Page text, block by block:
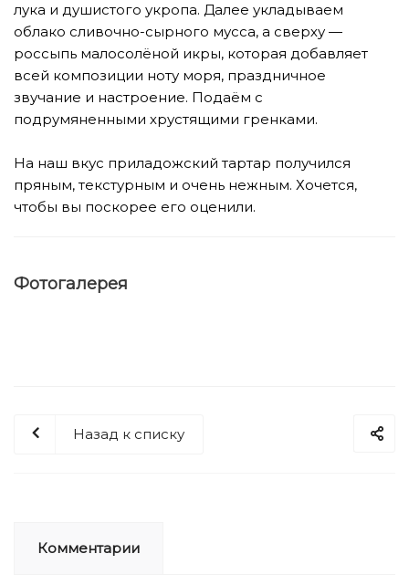
лука и душистого укропа. Далее укладываем
облако сливочно-сырного мусса, а сверху —
россыпь малосолёной икры, которая добавляет
всей композиции ноту моря, праздничное
звучание и настроение. Подаём с
подрумяненными хрустящими гренками.
На наш вкус приладожский тартар получился
пряным, текстурным и очень нежным. Хочется,
чтобы вы поскорее его оценили.
Фотогалерея
Назад к списку
Комментарии